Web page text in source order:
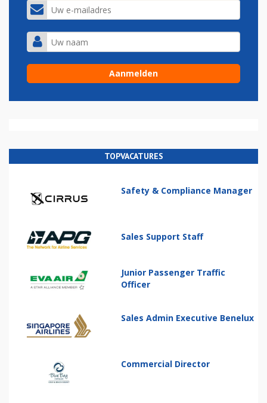
TOPVACATURES
Safety & Compliance Manager
Sales Support Staff
Junior Passenger Traffic
Officer
Sales Admin Executive Benelux
Commercial Director